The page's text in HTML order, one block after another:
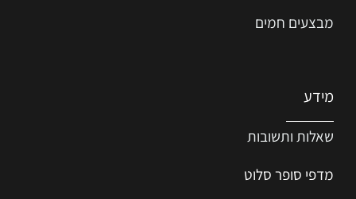
מבצעים חמים
מידע
שאלות ותשובות
מדפי סופר סלוט